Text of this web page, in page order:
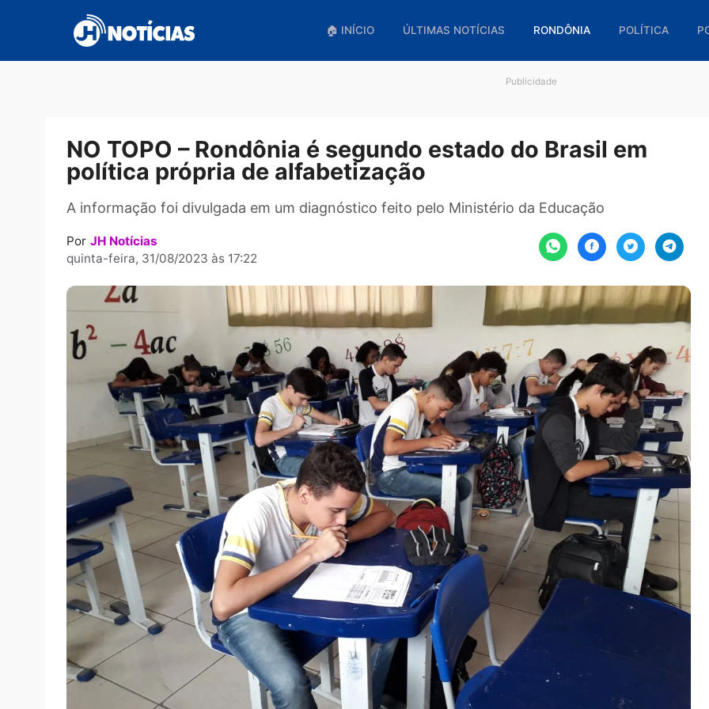
conteúdo
🏠 INÍCIO ÚLTIMAS NOTÍCIAS RONDÔNIA
NO TOPO – Rondônia é segundo estado do Brasil
política própria de alfabetização
A informação foi divulgada em um diagnóstico feito pelo Ministério da Educação
Por JH Notícias
quinta-feira, 31/08/2023 às 17:22